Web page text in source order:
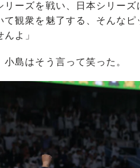
リーズを戦い、日本シリー
て観衆を魅了する、そんな
んよ」
小島はそう言って笑った。